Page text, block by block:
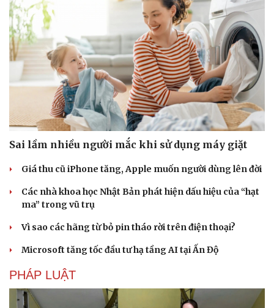
Sai lầm nhiều người mắc khi sử dụng máy giặt
Giá thu cũ iPhone tăng, Apple muốn người dùng lên đời
Các nhà khoa học Nhật Bản phát hiện dấu hiệu của “hạt
ma” trong vũ trụ
Vì sao các hãng từ bỏ pin tháo rời trên điện thoại?
Microsoft tăng tốc đầu tư hạ tầng AI tại Ấn Độ
PHÁP LUẬT